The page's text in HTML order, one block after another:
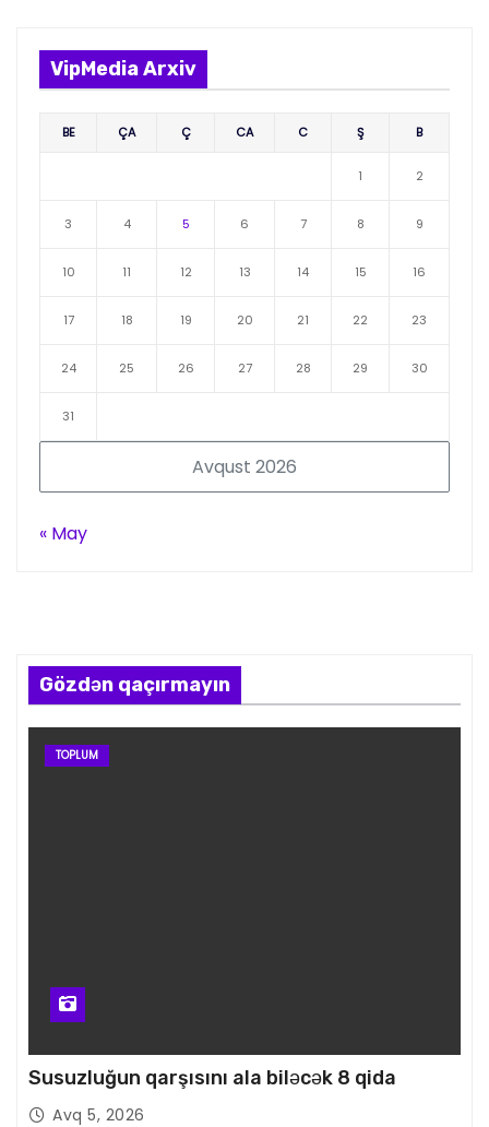
VipMedia Arxiv
Avqust 2026
BE ÇA Ç CA C Ş B
1 2
3 4 5 6 7 8 9
10 11 12 13 14 15 16
17 18 19 20 21 22 23
24 25 26 27 28 29 30
31
« May
Gözdən qaçırmayın
TOPLUM
Susuzluğun qarşısını ala biləcək 8 qida
Avq 5, 2026